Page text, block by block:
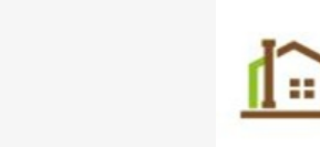
枚
目